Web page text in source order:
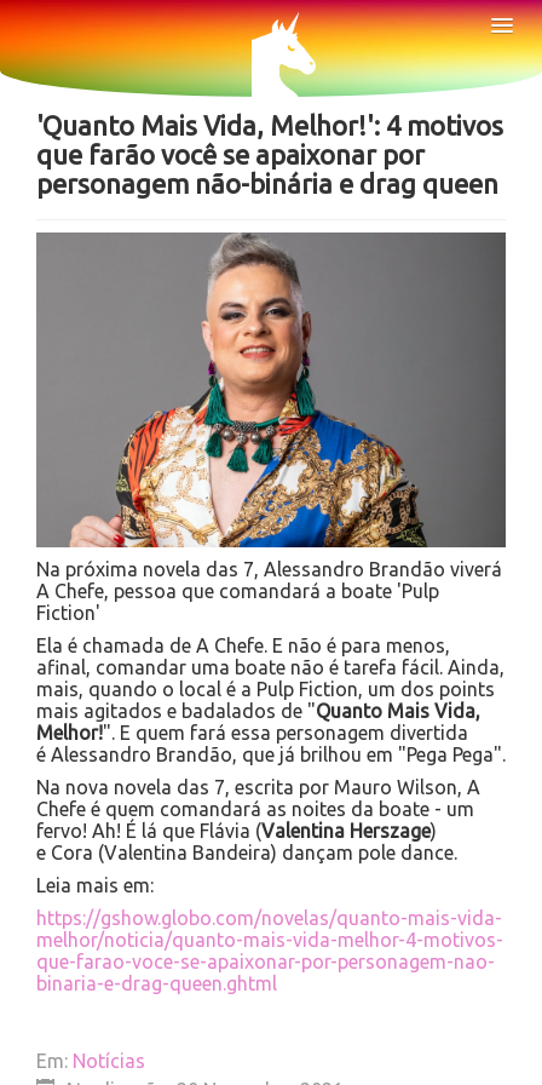
Sobre
Notícias
'Quanto Mais Vida, Melhor!': 4 motivos
que farão você se apaixonar por
personagem não-binária e drag queen
Na próxima novela das 7, Alessandro Brandão viverá
A Chefe, pessoa que comandará a boate 'Pulp
Fiction'
Ela é chamada de A Chefe. E não é para menos,
afinal, comandar uma boate não é tarefa fácil. Ainda,
mais, quando o local é a Pulp Fiction, um dos points
mais agitados e badalados de "Quanto Mais Vida,
Melhor!". E quem fará essa personagem divertida
é Alessandro Brandão, que já brilhou em "Pega Pega".
Na nova novela das 7, escrita por Mauro Wilson, A
Chefe é quem comandará as noites da boate - um
fervo! Ah! É lá que Flávia (Valentina Herszage)
e Cora (Valentina Bandeira) dançam pole dance.
Leia mais em:
https://gshow.globo.com/novelas/quanto-mais-vida-
melhor/noticia/quanto-mais-vida-melhor-4-motivos-
que-farao-voce-se-apaixonar-por-personagem-nao-
binaria-e-drag-queen.ghtml
Em: Notícias